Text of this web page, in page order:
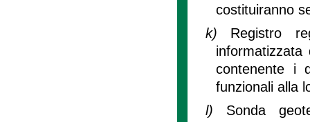
costituiranno
k) Registro
informatizzata
contenente i
funzionali alla
l) Sonda